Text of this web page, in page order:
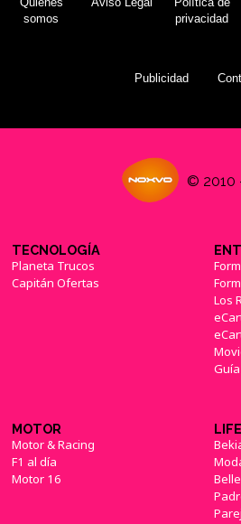
somos
privacidad
Publicidad
© 2010
TECNOLOGÍA
Planeta Trucos
Capitán Ofertas
Los
MOTOR
Motor & Racing
F1 al día
Motor 16